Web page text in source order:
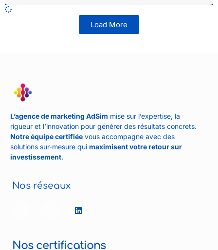
Load More
L’agence de marketing AdSim mise sur l’expertise, la
rigueur et l’innovation pour générer des résultats concrets.
Notre équipe certifiée vous accompagne avec des
solutions sur-mesure qui maximisent votre retour sur
investissement.
Nos réseaux
Nos certifications